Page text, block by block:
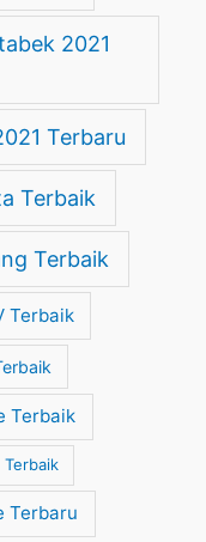
2021
Terbaru
Terbaik
Terbaik
Terbaik
Terbaik
Terbaik
Terbaru